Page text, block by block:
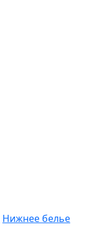
Нижнее белье